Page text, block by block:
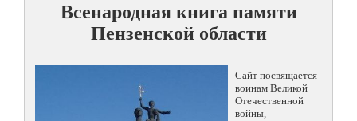
Всенародная книга памяти
Пензенской области
Сайт посвящается
воинам Великой
Отечественной
войны,